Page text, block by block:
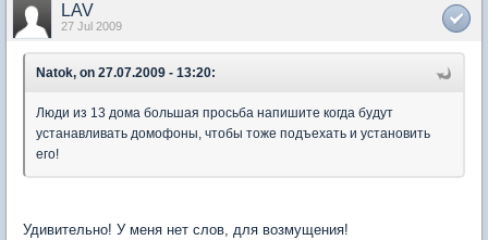
LAV
27 Jul 2009
Natok, on 27.07.2009 - 13:20:
Люди из 13 дома большая просьба напишите когда будут
устанавливать домофоны, чтобы тоже подъехать и установить
его!
Удивительно! У меня нет слов, для возмущения!